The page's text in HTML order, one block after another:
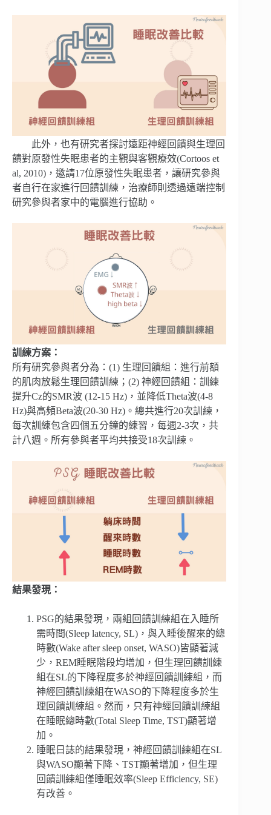
此外，也有研究者探討遠距神經回饋與生理回
饋對原發性失眠患者的主觀與客觀療效(Cortoos et
al, 2010)，邀請17位原發性失眠患者，讓研究參與
者自行在家進行回饋訓練，治療師則透過遠端控制
研究參與者家中的電腦進行協助。
訓練方案：
所有研究參與者分為：(1) 生理回饋組：進行前額
的肌肉放鬆生理回饋訓練；(2) 神經回饋組：訓練
提升Cz的SMR波 (12-15 Hz)，並降低Theta波(4-8
Hz)與高頻Beta波(20-30 Hz)。總共進行20次訓練，
每次訓練包含四個五分鐘的練習，每週2-3次，共
計八週。所有參與者平均共接受18次訓練。
結果發現：
PSG的結果發現，兩組回饋訓練組在入睡所
需時間(Sleep latency, SL)，與入睡後醒來的總
時數(Wake after sleep onset, WASO)皆顯著減
少，REM睡眠階段均增加，但生理回饋訓練
組在SL的下降程度多於神經回饋訓練組，而
神經回饋訓練組在WASO的下降程度多於生
理回饋訓練組。然而，只有神經回饋訓練組
在睡眠總時數(Total Sleep Time, TST)顯著增
加。
睡眠日誌的結果發現，神經回饋訓練組在SL
與WASO顯著下降、TST顯著增加，但生理
回饋訓練組僅睡眠效率(Sleep Efficiency, SE)
有改善。